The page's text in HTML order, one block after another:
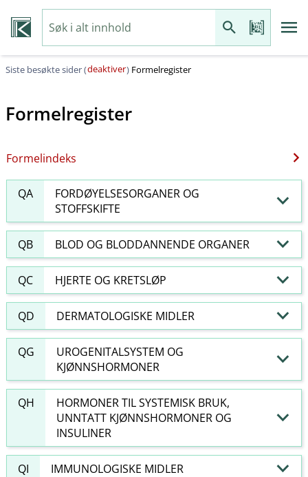
Siste besøkte sider (deaktiver) Formelregister
Formelregister
Formelindeks
QA
FORDØYELSESORGANER OG
STOFFSKIFTE
QB BLOD OG BLODDANNENDE ORGANER
QC HJERTE OG KRETSLØP
QD DERMATOLOGISKE MIDLER
QG
UROGENITALSYSTEM OG
KJØNNSHORMONER
QH
HORMONER TIL SYSTEMISK BRUK,
UNNTATT KJØNNSHORMONER OG
INSULINER
QI IMMUNOLOGISKE MIDLER